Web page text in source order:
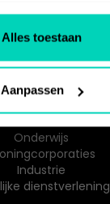
Alles toestaan
Aanpassen
Prijzen
Onderwijs​
Industrie
dienstverlening